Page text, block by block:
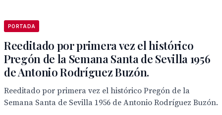
PORTADA
Reeditado por primera vez el histórico
Pregón de la Semana Santa de Sevilla 1956
de Antonio Rodríguez Buzón.
Reeditado por primera vez el histórico Pregón de la
Semana Santa de Sevilla 1956 de Antonio Rodríguez Buzón.